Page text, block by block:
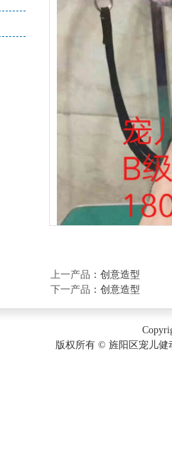
上一产品 ： 创意造型
下一产品 ： 创意造型
版权所有 © 旌阳区宠儿健